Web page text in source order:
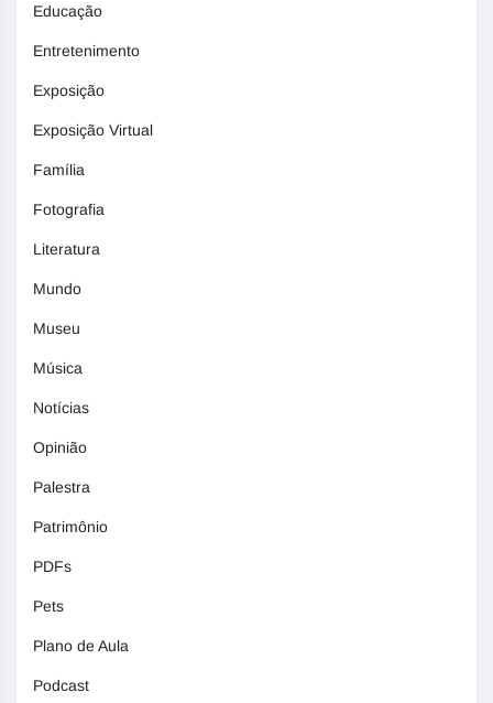
Educação
Entretenimento
Exposição
Exposição Virtual
Família
Fotografia
Literatura
Mundo
Museu
Música
Notícias
Opinião
Palestra
Patrimônio
PDFs
Pets
Plano de Aula
Podcast